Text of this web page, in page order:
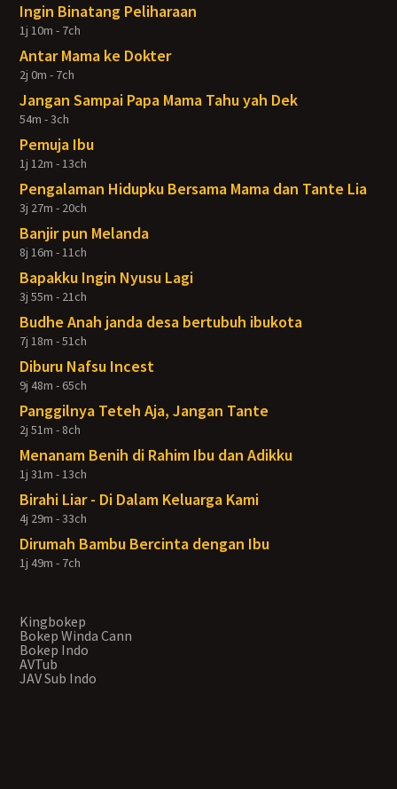
Ingin Binatang Peliharaan
1j 10m - 7ch
Antar Mama ke Dokter
2j 0m - 7ch
Jangan Sampai Papa Mama Tahu yah Dek
54m - 3ch
Pemuja Ibu
1j 12m - 13ch
Pengalaman Hidupku Bersama Mama dan Tante Lia
3j 27m - 20ch
Banjir pun Melanda
8j 16m - 11ch
Bapakku Ingin Nyusu Lagi
3j 55m - 21ch
Budhe Anah janda desa bertubuh ibukota
7j 18m - 51ch
Diburu Nafsu Incest
9j 48m - 65ch
Panggilnya Teteh Aja, Jangan Tante
2j 51m - 8ch
Menanam Benih di Rahim Ibu dan Adikku
1j 31m - 13ch
Birahi Liar - Di Dalam Keluarga Kami
4j 29m - 33ch
Dirumah Bambu Bercinta dengan Ibu
1j 49m - 7ch
Kingbokep
Bokep Winda Cann
Bokep Indo
AVTub
JAV Sub Indo